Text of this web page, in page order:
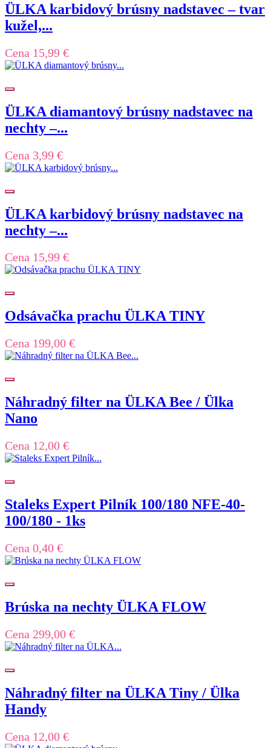
ÜLKA karbidový brúsny nadstavec – tvar
kužel,...
Cena 15,99 €
ÜLKA diamantový brúsny nadstavec na
nechty –...
Cena 3,99 €
ÜLKA karbidový brúsny nadstavec na
nechty –...
Cena 15,99 €
Odsávačka prachu ÜLKA TINY
Cena 199,00 €
Náhradný filter na ÜLKA Bee / Ülka
Nano
Cena 12,00 €
Staleks Expert Pilník 100/180 NFE-40-
100/180 - 1ks
Cena 0,40 €
Brúska na nechty ÜLKA FLOW
Cena 299,00 €
Náhradný filter na ÜLKA Tiny / Ülka
Handy
Cena 12,00 €